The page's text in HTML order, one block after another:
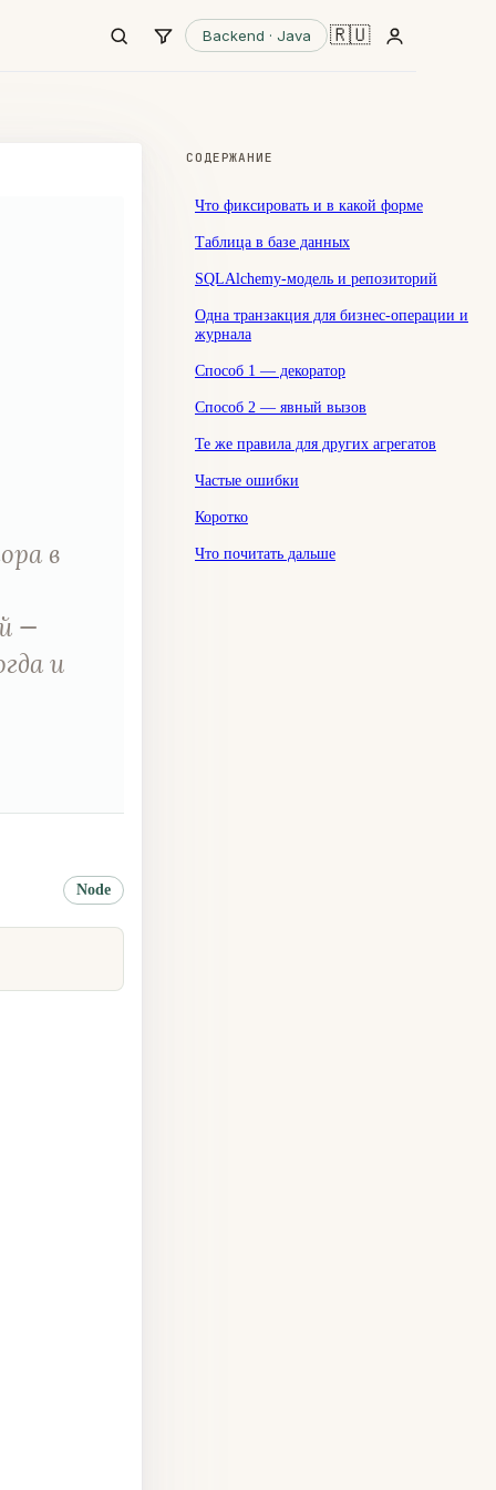
Backend · Java 🇷🇺
в
—
и
Node
СОДЕРЖАНИЕ
Что фиксировать и в какой форме
Таблица в базе данных
SQLAlchemy-модель и репозиторий
Одна транзакция для бизнес-операции и
журнала
Способ 1 — декоратор
Способ 2 — явный вызов
Те же правила для других агрегатов
Частые ошибки
Коротко
Что почитать дальше